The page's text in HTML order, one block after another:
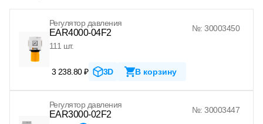
Регулятор давления
EAR4000-04F2
№: 30003450
111 шт.
3 238.80 ₽ 3D В корзину
Регулятор давления
EAR3000-02F2 №: 30003447